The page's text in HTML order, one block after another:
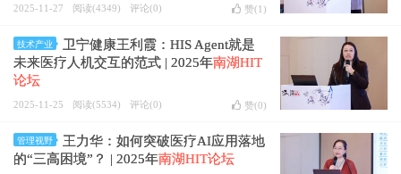
2025-11-27 阅读(4349) 评论(0) 赞(1 )
技术产业
卫宁健康王利霞：HIS Agent就是
未来医疗人机交互的范式 | 2025年南湖HIT
论坛
2025-11-25 阅读(5534) 评论(0) 赞(0)
管理视野
王力华：如何突破医疗AI应用落地
的“三高困境”？ | 2025年南湖HIT论坛